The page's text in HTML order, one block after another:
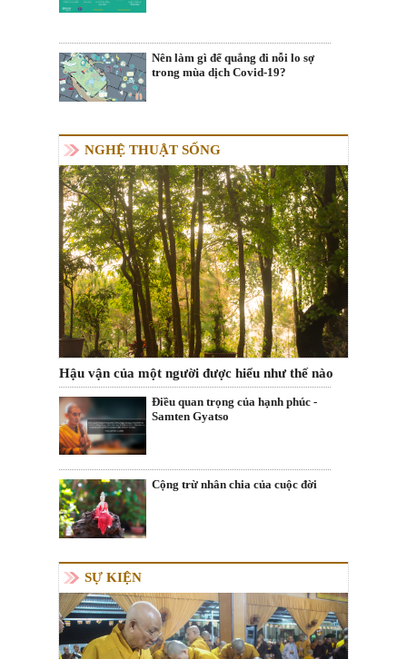
Nên làm gì để quẳng đi nỗi lo sợ
trong mùa dịch Covid-19?
NGHỆ THUẬT SỐNG
Hậu vận của một người được hiểu như thế nào
Điều quan trọng của hạnh phúc -
Samten Gyatso
Cộng trừ nhân chia của cuộc đời
SỰ KIỆN